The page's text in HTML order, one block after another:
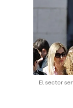
El sector